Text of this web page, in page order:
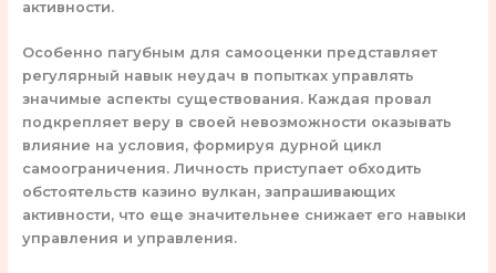
активности.
Особенно пагубным для самооценки представляет
регулярный навык неудач в попытках управлять
значимые аспекты существования. Каждая провал
подкрепляет веру в своей невозможности оказывать
влияние на условия, формируя дурной цикл
самоограничения. Личность приступает обходить
обстоятельств казино вулкан, запрашивающих
активности, что еще значительнее снижает его навыки
управления и управления.